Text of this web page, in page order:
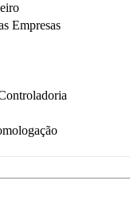
Empresas